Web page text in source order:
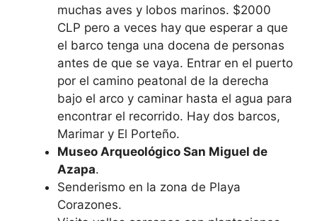
muchas aves y lobos marinos. $2000
CLP pero a veces hay que esperar a que
el barco tenga una docena de personas
antes de que se vaya. Entrar en el puerto
por el camino peatonal de la derecha
bajo el arco y caminar hasta el agua para
encontrar el recorrido. Hay dos barcos,
Marimar y El Porteño.
Museo Arqueológico San Miguel de
Azapa.
Senderismo en la zona de Playa
Corazones.